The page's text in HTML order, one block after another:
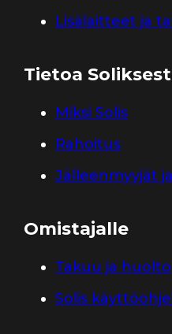
Lisälaitteet ja
Tietoa
Miksi Solis
Rahoitus
Jälleenmyyjät
Omistajalle
Takuu ja huolto
Solis